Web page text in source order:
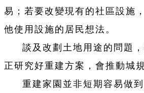
易；若要改變現有的社區設施
他使用設施的居民想法。
談及改劃土地用途的問題
正研究好重建方案，會推動城
重建家園並非短期容易做